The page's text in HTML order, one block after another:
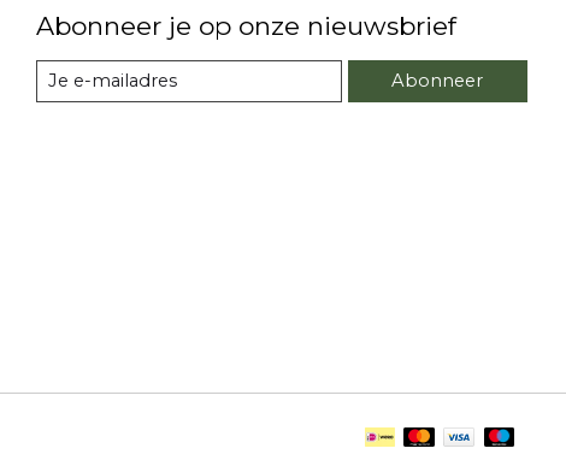
Abonneer je op onze nieuwsbrief
Abonneer